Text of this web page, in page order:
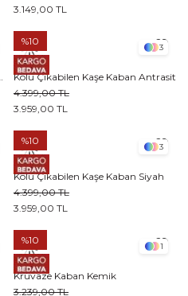
3.149,00 TL
3
Kolu Çıkabilen Kaşe Kaban Antrasit
3.959,00 TL
4.399,00 TL
%10
3
Kolu Çıkabilen Kaşe Kaban Siyah
3.959,00 TL
4.399,00 TL
%10
1
Kruvaze Kaban Kemik
3.239,00 TL
%10